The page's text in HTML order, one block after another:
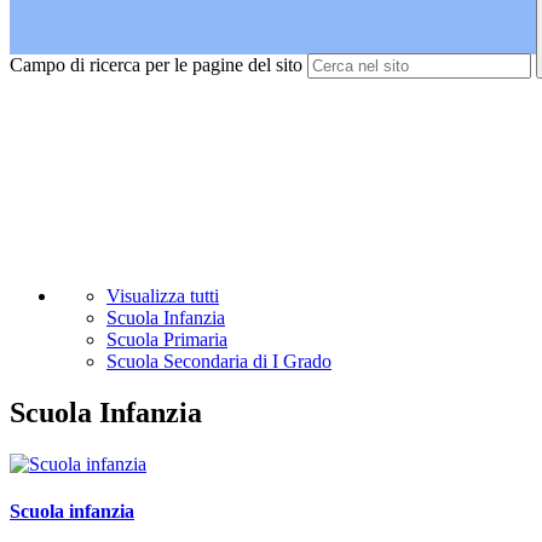
Campo di ricerca per le pagine del sito
Visualizza tutti
Scuola Infanzia
Scuola Primaria
Scuola Secondaria di I Grado
Scuola Infanzia
Scuola infanzia